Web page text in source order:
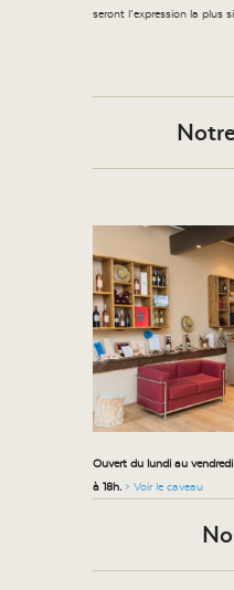
seront l’expression la plus
Ouvert du lundi au
à 18h. > Voir le caveau